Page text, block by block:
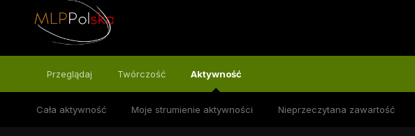
Przeglądaj Twórczość Aktywność
Cała aktywność Moje strumienie aktywności Nieprzeczytana zawartość